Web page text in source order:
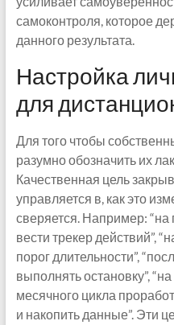
самоконтроля, которое
данного результата.
Настройка
для
Для того чтобы
разумно обозначить их
Качественная цель
управляется в, как это
сверяется. Например: “на
вести трекер действий”,
порог длительности”,
выполнять остановку”,
месячного цикла
и накопить данные”. Эти